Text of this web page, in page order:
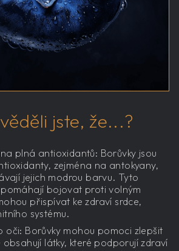
jste, že...?
plná antioxidantů: Borůvky jsou
zejména na antokyany,
jejich modrou barvu. Tyto
bojovat proti volným
přispívat ke zdraví srdce,
systému.
oči: Borůvky mohou pomoci zlepšit
látky, které podporují zdraví